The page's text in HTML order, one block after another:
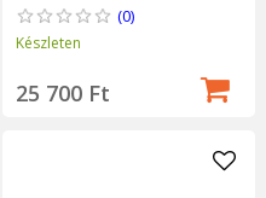
(0)
Készleten
25 700 Ft